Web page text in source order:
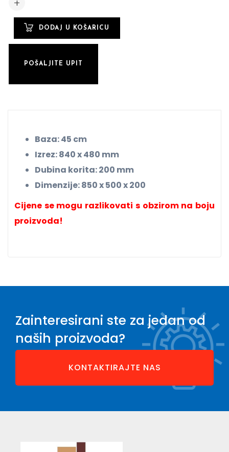
POŠALJITE UPIT
Baza: 45 cm
Izrez: 840 x 480 mm
Dubina korita: 200 mm
Dimenzije: 850 x 500 x 200
Cijene se mogu razlikovati s obzirom na boju
proizvoda!
Zainteresirani ste za jedan od
naših proizvoda?
KONTAKTIRAJTE NAS